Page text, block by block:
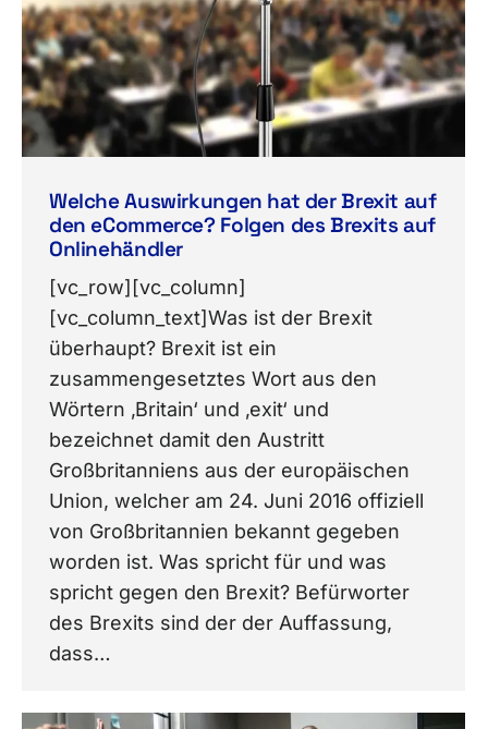
Welche Auswirkungen hat der Brexit auf
den eCommerce? Folgen des Brexits auf
Onlinehändler
[vc_row][vc_column]
[vc_column_text]Was ist der Brexit
überhaupt? Brexit ist ein
zusammengesetztes Wort aus den
Wörtern ‚Britain‘ und ‚exit‘ und
bezeichnet damit den Austritt
Großbritanniens aus der europäischen
Union, welcher am 24. Juni 2016 offiziell
von Großbritannien bekannt gegeben
worden ist. Was spricht für und was
spricht gegen den Brexit? Befürworter
des Brexits sind der der Auffassung,
dass…